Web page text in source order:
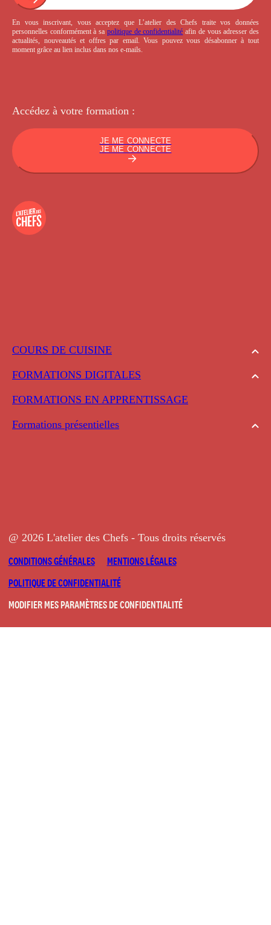
COURS DE CUISINE
FORMATIONS DIGITALES
FORMATIONS EN APPRENTISSAGE
Formations présentielles
En vous inscrivant, vous acceptez que L’atelier des Chefs traite vos données
personnelles conformément à sa politique de confidentialité afin de vous adresser des
actualités, nouveautés et offres par email. Vous pouvez vous désabonner à tout
moment grâce au lien inclus dans nos e-mails.
Accédez à votre formation :
JE ME CONNECTE
JE ME CONNECTE
@ 2026 L'atelier des Chefs - Tous droits réservés
CONDITIONS GÉNÉRALES
MENTIONS LÉGALES
POLITIQUE DE CONFIDENTIALITÉ
MODIFIER MES PARAMÈTRES DE CONFIDENTIALITÉ